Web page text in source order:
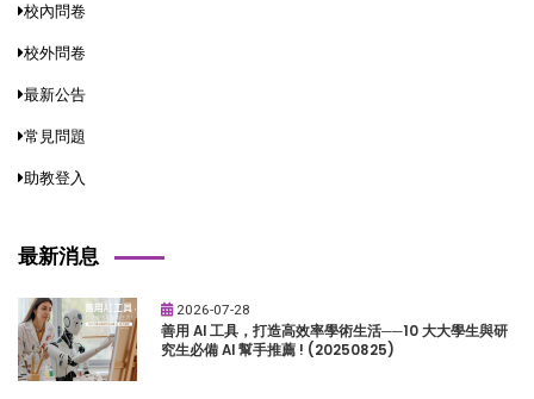
校內問卷
校外問卷
最新公告
常見問題
助教登入
最新消息
2026-07-28
善用 AI 工具，打造高效率學術生活──10 大大學生與研
究生必備 AI 幫手推薦 ! (20250825)